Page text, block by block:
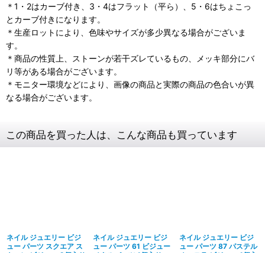
＊1・2はカーブ付き、3・4はフラット（平ら）、5・6はちょこっ
とカーブ付きになります。
＊生産ロットにより、色味やサイズが多少異なる場合がございま
す。
＊商品の性質上、ストーンが若干ズレているもの、メッキ部分にバ
リ等がある場合がございます。
＊モニター環境などにより、画像の商品と実際の商品の色合いが異
なる場合がございます。
この商品を買った人は、こんな商品も買っています
ネイル ジュエリー ビジ
ュー パーツ スクエア ス
ネイル ジュエリー ビジ
ュー パーツ 61 ビジュー
ネイル ジュエリー ビジ
ュー パーツ 87 パステル